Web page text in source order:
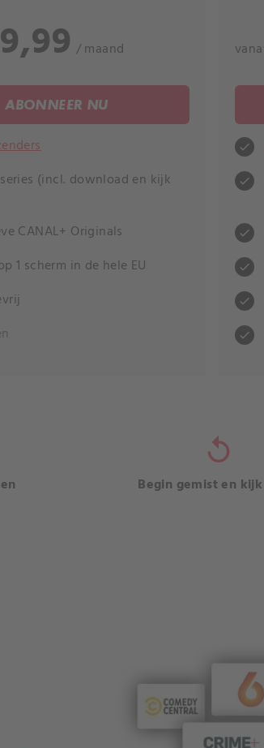
/ maand
ABONNEER NU
(incl. download en kijk
CANAL+ Originals
1 scherm in de hele EU
check
check
check
check
check
check
replay
Begin gemist en